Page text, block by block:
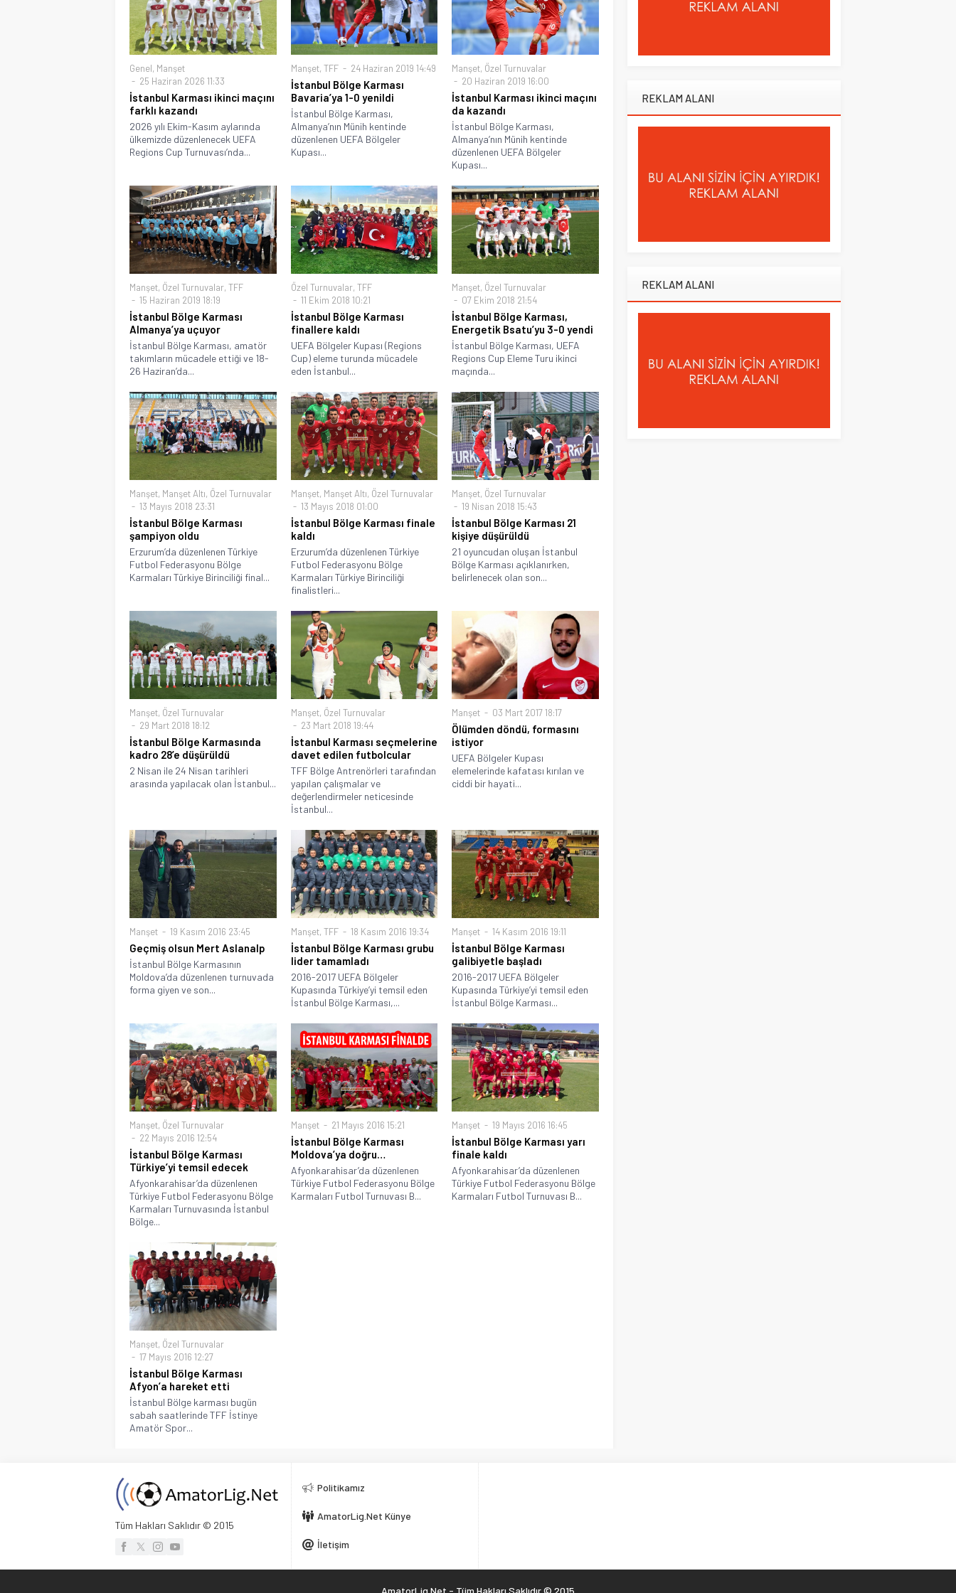
Genel, Manşet
25 Haziran 2026 11:33
İstanbul Karması ikinci maçını
farklı kazandı
2026 yılı Ekim-Kasım aylarında
ülkemizde düzenlenecek UEFA
Regions Cup Turnuvası’nda...
Manşet, TFF 24 Haziran 2019 14:49
İstanbul Bölge Karması
Bavaria’ya 1-0 yenildi
İstanbul Bölge Karması,
Almanya’nın Münih kentinde
düzenlenen UEFA Bölgeler
Kupası...
Manşet, Özel Turnuvalar
20 Haziran 2019 16:00
İstanbul Karması ikinci maçını
da kazandı
İstanbul Bölge Karması,
Almanya’nın Münih kentinde
düzenlenen UEFA Bölgeler
Kupası...
Manşet, Özel Turnuvalar, TFF
15 Haziran 2019 18:19
İstanbul Bölge Karması
Almanya’ya uçuyor
İstanbul Bölge Karması, amatör
takımların mücadele ettiği ve 18-
26 Haziran’da...
Özel Turnuvalar, TFF
11 Ekim 2018 10:21
İstanbul Bölge Karması
finallere kaldı
UEFA Bölgeler Kupası (Regions
Cup) eleme turunda mücadele
eden İstanbul...
Manşet, Özel Turnuvalar
07 Ekim 2018 21:54
İstanbul Bölge Karması,
Energetik Bsatu’yu 3-0 yendi
İstanbul Bölge Karması, UEFA
Regions Cup Eleme Turu ikinci
maçında...
Manşet, Manşet Altı, Özel Turnuvalar
13 Mayıs 2018 23:31
İstanbul Bölge Karması
şampiyon oldu
Erzurum’da düzenlenen Türkiye
Futbol Federasyonu Bölge
Karmaları Türkiye Birinciliği final...
Manşet, Manşet Altı, Özel Turnuvalar
13 Mayıs 2018 01:00
İstanbul Bölge Karması finale
kaldı
Erzurum’da düzenlenen Türkiye
Futbol Federasyonu Bölge
Karmaları Türkiye Birinciliği
finalistleri...
Manşet, Özel Turnuvalar
19 Nisan 2018 15:43
İstanbul Bölge Karması 21
kişiye düşürüldü
21 oyuncudan oluşan İstanbul
Bölge Karması açıklanırken,
belirlenecek olan son...
Manşet, Özel Turnuvalar
29 Mart 2018 18:12
İstanbul Bölge Karmasında
kadro 28’e düşürüldü
2 Nisan ile 24 Nisan tarihleri
arasında yapılacak olan İstanbul...
Manşet, Özel Turnuvalar
23 Mart 2018 19:44
İstanbul Karması seçmelerine
davet edilen futbolcular
TFF Bölge Antrenörleri tarafından
yapılan çalışmalar ve
değerlendirmeler neticesinde
İstanbul...
Manşet 03 Mart 2017 18:17
Ölümden döndü, formasını
istiyor
UEFA Bölgeler Kupası
elemelerinde kafatası kırılan ve
ciddi bir hayati...
Manşet 19 Kasım 2016 23:45
Geçmiş olsun Mert Aslanalp
İstanbul Bölge Karmasının
Moldova’da düzenlenen turnuvada
forma giyen ve son...
Manşet, TFF 18 Kasım 2016 19:34
İstanbul Bölge Karması grubu
lider tamamladı
2016-2017 UEFA Bölgeler
Kupasında Türkiye’yi temsil eden
İstanbul Bölge Karması,...
Manşet 14 Kasım 2016 19:11
İstanbul Bölge Karması
galibiyetle başladı
2016-2017 UEFA Bölgeler
Kupasında Türkiye’yi temsil eden
İstanbul Bölge Karması...
Manşet, Özel Turnuvalar
22 Mayıs 2016 12:54
İstanbul Bölge Karması
Türkiye’yi temsil edecek
Afyonkarahisar’da düzenlenen
Türkiye Futbol Federasyonu Bölge
Karmaları Turnuvasında İstanbul
Bölge...
Manşet 21 Mayıs 2016 15:21
İstanbul Bölge Karması
Moldova’ya doğru…
Afyonkarahisar’da düzenlenen
Türkiye Futbol Federasyonu Bölge
Karmaları Futbol Turnuvası B...
Manşet 19 Mayıs 2016 16:45
İstanbul Bölge Karması yarı
finale kaldı
Afyonkarahisar’da düzenlenen
Türkiye Futbol Federasyonu Bölge
Karmaları Futbol Turnuvası B...
Manşet, Özel Turnuvalar
17 Mayıs 2016 12:27
İstanbul Bölge Karması
Afyon’a hareket etti
İstanbul Bölge karması bugün
sabah saatlerinde TFF İstinye
Amatör Spor...
REKLAM ALANI
REKLAM ALANI
Tüm Hakları Saklıdır © 2015
Politikamız
AmatorLig.Net Künye
İletişim